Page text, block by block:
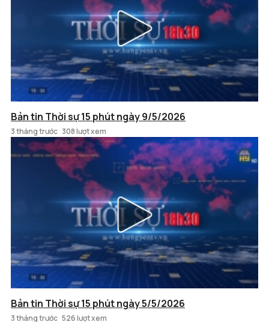
Bản tin Thời sự 15 phút ngày 9/5/2026
3 tháng trước 308 lượt xem
Bản tin Thời sự 15 phút ngày 5/5/2026
3 tháng trước 526 lượt xem